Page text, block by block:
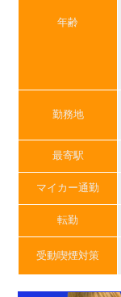
年齢
勤務地
最寄駅
マイカー通勤
転勤
受動喫煙対策